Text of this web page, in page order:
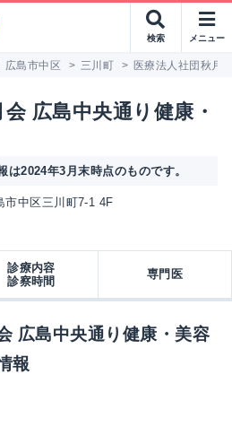
検索 メニュー
広島市中区 > 三川町 > 医療法人社団秋月
広島中央通り健康・
は2024年3月末時点のものです。
市中区三川町7-1 4F
診療内容
診察時間
専門医
広島中央通り健康・美容
報